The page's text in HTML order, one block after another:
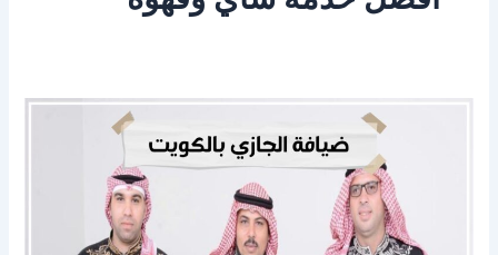
96645468|